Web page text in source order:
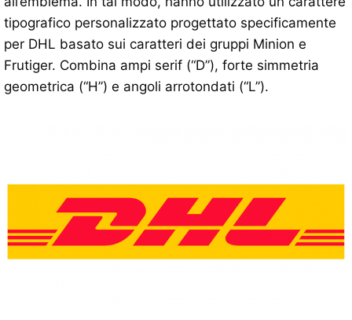
tipografico personalizzato progettato specificamente
per DHL basato sui caratteri dei gruppi Minion e
Frutiger. Combina ampi serif (“D”), forte simmetria
geometrica (“H”) e angoli arrotondati (“L”).